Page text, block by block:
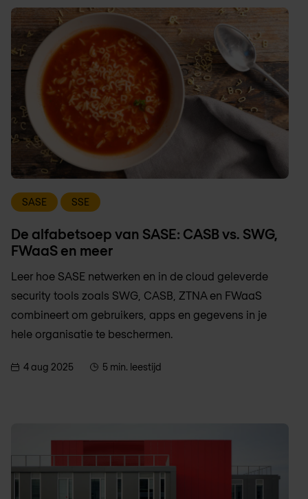
SASE SSE
De alfabetsoep van SASE: CASB vs. SWG,
FWaaS en meer
Leer hoe SASE netwerken en in de cloud geleverde
security tools zoals SWG, CASB, ZTNA en FWaaS
combineert om gebruikers, apps en gegevens in je
hele organisatie te beschermen.
4 aug 2025 5 min. leestijd